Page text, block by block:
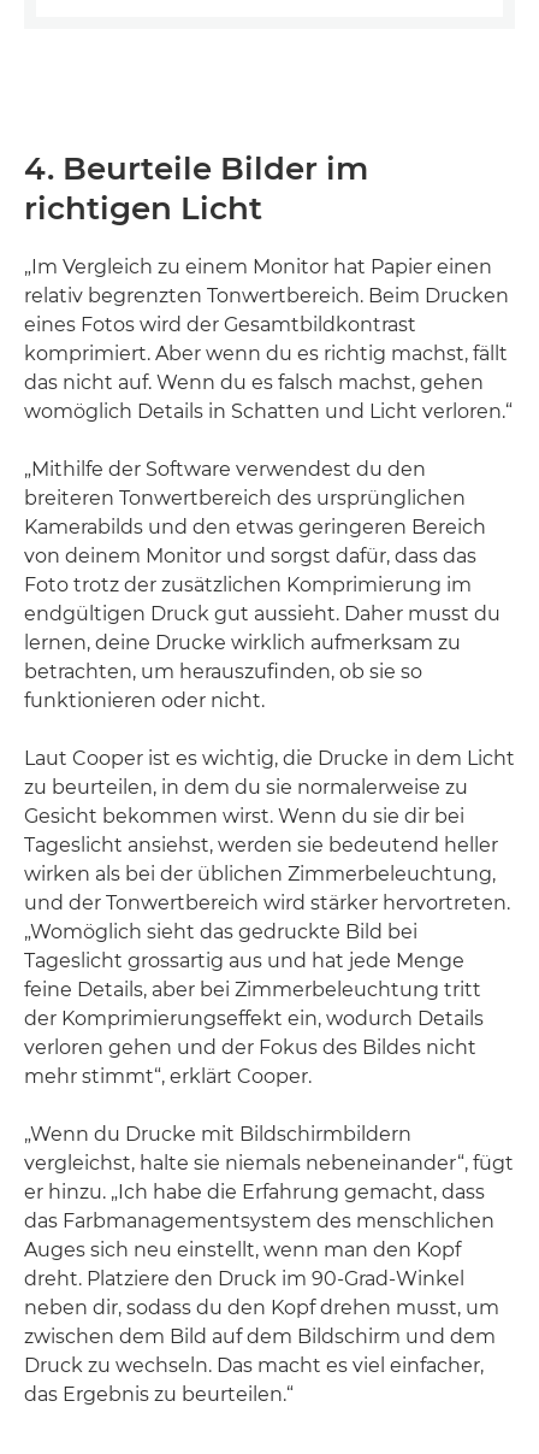
4. Beurteile Bilder im
richtigen Licht
„Im Vergleich zu einem Monitor hat Papier einen
relativ begrenzten Tonwertbereich. Beim Drucken
eines Fotos wird der Gesamtbildkontrast
komprimiert. Aber wenn du es richtig machst, fällt
das nicht auf. Wenn du es falsch machst, gehen
womöglich Details in Schatten und Licht verloren.“
„Mithilfe der Software verwendest du den
breiteren Tonwertbereich des ursprünglichen
Kamerabilds und den etwas geringeren Bereich
von deinem Monitor und sorgst dafür, dass das
Foto trotz der zusätzlichen Komprimierung im
endgültigen Druck gut aussieht. Daher musst du
lernen, deine Drucke wirklich aufmerksam zu
betrachten, um herauszufinden, ob sie so
funktionieren oder nicht.
Laut Cooper ist es wichtig, die Drucke in dem Licht
zu beurteilen, in dem du sie normalerweise zu
Gesicht bekommen wirst. Wenn du sie dir bei
Tageslicht ansiehst, werden sie bedeutend heller
wirken als bei der üblichen Zimmerbeleuchtung,
und der Tonwertbereich wird stärker hervortreten.
„Womöglich sieht das gedruckte Bild bei
Tageslicht grossartig aus und hat jede Menge
feine Details, aber bei Zimmerbeleuchtung tritt
der Komprimierungseffekt ein, wodurch Details
verloren gehen und der Fokus des Bildes nicht
mehr stimmt“, erklärt Cooper.
„Wenn du Drucke mit Bildschirmbildern
vergleichst, halte sie niemals nebeneinander“, fügt
er hinzu. „Ich habe die Erfahrung gemacht, dass
das Farbmanagementsystem des menschlichen
Auges sich neu einstellt, wenn man den Kopf
dreht. Platziere den Druck im 90-Grad-Winkel
neben dir, sodass du den Kopf drehen musst, um
zwischen dem Bild auf dem Bildschirm und dem
Druck zu wechseln. Das macht es viel einfacher,
das Ergebnis zu beurteilen.“